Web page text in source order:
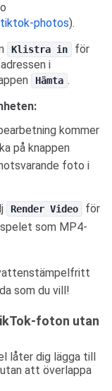
photos).
Klistra in
för
i
Hämta .
kommer
på knappen
foto i
Render Video
för
som MP4-
som du vill!
foton utan
låter dig lägga till
att överlappa